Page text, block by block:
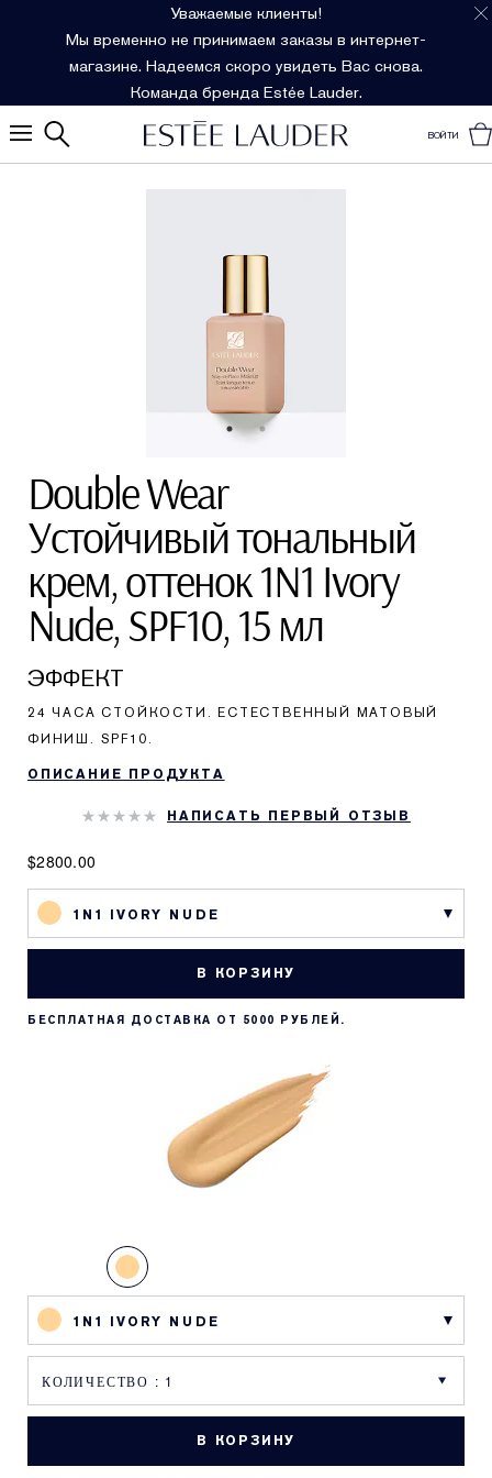
Уважаемые клиенты!
Мы временно не принимаем заказы в интернет-
магазине. Надеемся скоро увидеть Вас снова.
Команда бренда Estée Lauder.
ВОЙТИ
Double Wear
Устойчивый тональный
крем, оттенок 1N1 Ivory
Nude, SPF10, 15 мл
ЭФФЕКТ
24 ЧАСА СТОЙКОСТИ. ЕСТЕСТВЕННЫЙ МАТОВЫЙ
ФИНИШ. SPF10.
ОПИСАНИЕ ПРОДУКТА
НАПИСАТЬ ПЕРВЫЙ ОТЗЫВ
$2800.00
1N1 IVORY NUDE
В КОРЗИНУ
БЕСПЛАТНАЯ ДОСТАВКА ОТ 5000 РУБЛЕЙ.
1N1 IVORY NUDE
В КОРЗИНУ